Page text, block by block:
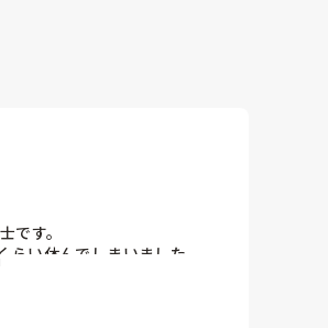
です。
い休んでしまいました。
のですが、いい気しないと思い